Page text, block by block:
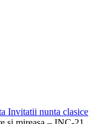
Invitatii nunta clasice